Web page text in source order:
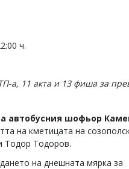
ч.
а, 11 акта и 13 фиша за
автобусния шофьор
на кметицата на
Тодор Тодоров.
на днешната мярка за